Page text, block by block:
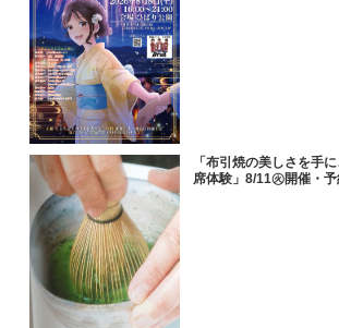
「布引焼の美しさを手
席体験」8/11㊋開催・